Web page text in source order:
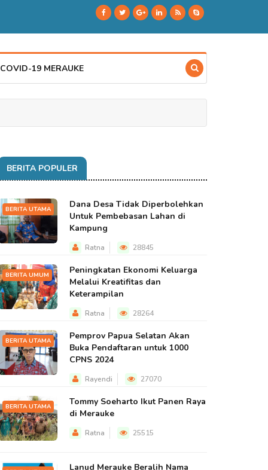
19 MERAUKE
BERITA POPULER
BERITA UTAMA
Dana Desa Tidak Diperbolehkan
Untuk Pembebasan Lahan di
Kampung
Ratna 28845
BERITA UMUM
Peningkatan Ekonomi Keluarga
Melalui Kreatifitas dan
Keterampilan
Ratna 28264
BERITA UTAMA
Pemprov Papua Selatan Akan
Buka Pendaftaran untuk 1000
CPNS 2024
Rayendi 27070
BERITA UTAMA
Tommy Soeharto Ikut Panen Raya
di Merauke
Ratna 25515
Lanud Merauke Beralih Nama